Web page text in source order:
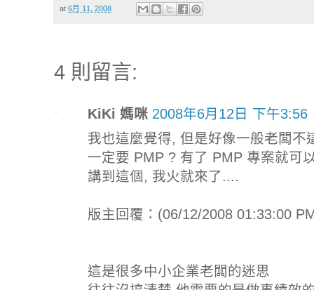
at6月 11, 2008
4 則留言:
KiKi 媽咪 2008年6月12日 下午3:56
我也這麼覺得, 但是好像一般老闆不
一定要 PMP ? 有了 PMP 專案就可
講到這個, 我火就來了....
版主回覆：(06/12/2008 01:33:00
這是很多中小企業老闆的迷思